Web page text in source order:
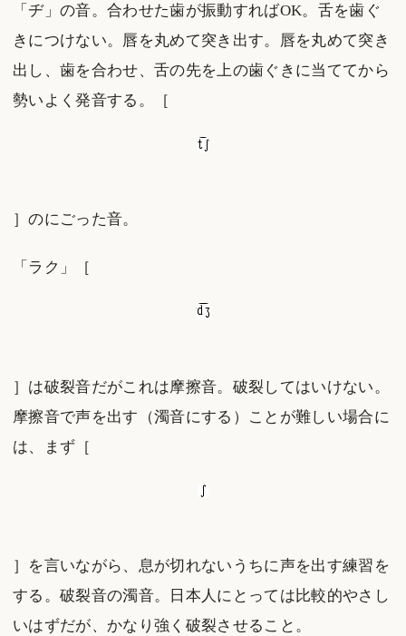
「ヂ」の音。合わせた歯が振動すればOK。舌を歯ぐ
きにつけない。唇を丸めて突き出す。唇を丸めて突き
出し、歯を合わせ、舌の先を上の歯ぐきに当ててから
勢いよく発音する。［
］のにごった音。
「ラク」［
］は破裂音だがこれは摩擦音。破裂してはいけない。
摩擦音で声を出す（濁音にする）ことが難しい場合に
は、まず［
］を言いながら、息が切れないうちに声を出す練習を
する。破裂音の濁音。日本人にとっては比較的やさし
いはずだが、かなり強く破裂させること。